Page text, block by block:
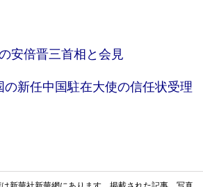
安倍晋三首相と会見
の新任中国駐在大使の信任状受理